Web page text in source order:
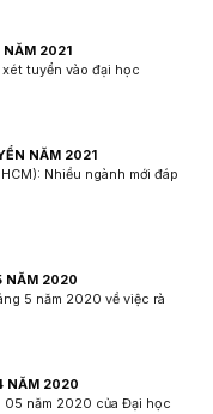
NĂM 2021
tuyển vào đại học
NĂM 2021
Nhiều ngành mới đáp
NĂM 2020
5 năm 2020 về việc rà
NĂM 2020
năm 2020 của Đại học